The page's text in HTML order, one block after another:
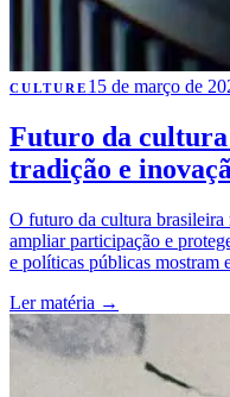
CULTURE 15 de março de
Futuro da
tradição e
O futuro da cultura brasileira
ampliar participação e
e políticas públicas mostram
Ler matéria →